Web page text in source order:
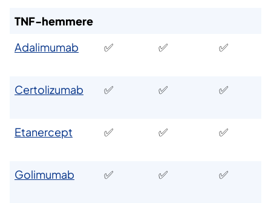
TNF-hemmere
Adalimumab
✅ ✅ ✅
Certolizumab ✅ ✅ ✅
Etanercept ✅ ✅ ✅
Golimumab ✅ ✅ ✅